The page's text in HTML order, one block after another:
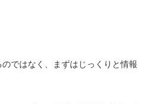
ではなく、まずはじっくりと情報